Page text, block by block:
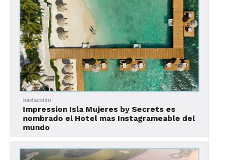
Entre los distinguidos participantes se
encontraban directivos de renombradas empresas
como Operadora Concierge, Pe-Tra Operadora,
PriceTravel, Travel Shop Operadora, Expedia
Group, AFEET Mexico, Copa Airlines, Hoteles y
Redacción
Impression Isla Mujeres by Secrets es
nombrado el Hotel mas Instagrameable del
mundo